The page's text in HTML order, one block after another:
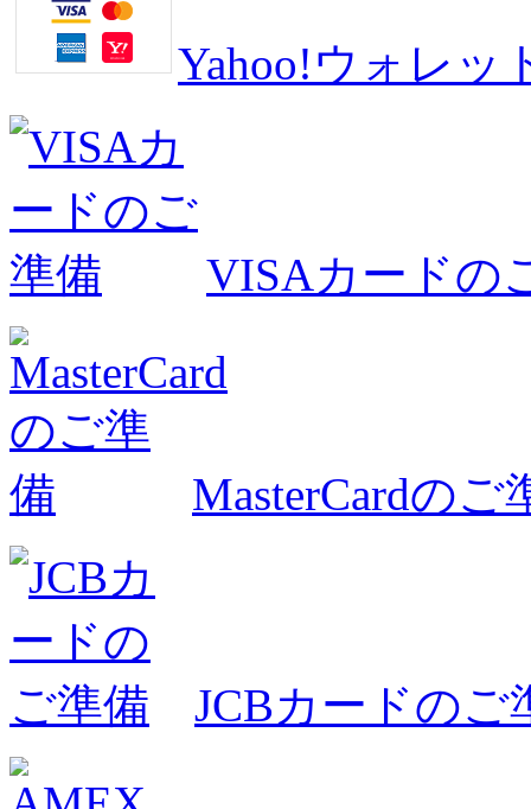
Yahoo!ウォレッ
VISAカードの
MasterCardのご
JCBカードのご